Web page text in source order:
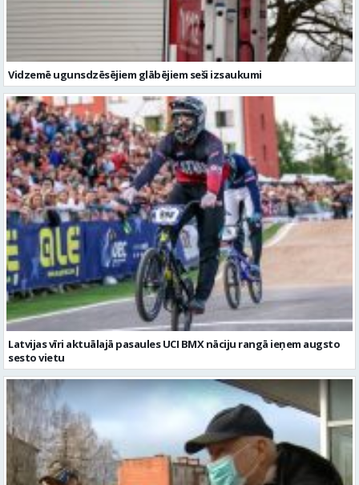
Vidzemē ugunsdzēsējiem glābējiem seši izsaukumi
Latvijas vīri aktuālajā pasaules UCI BMX nāciju rangā ieņem augsto
sesto vietu